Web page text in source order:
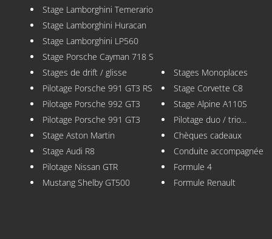
Stage Lamborghini Temerario
Stage Lamborghini Huracan
Stage Lamborghini LP560
Stage Porsche Cayman 718 S
Stages de drift / glisse
Pilotage Porsche 991 GT3 RS
Pilotage Porsche 992 GT3
Pilotage Porsche 991 GT3
Stage Aston Martin
Stage Audi R8
Pilotage Nissan GTR
Mustang Shelby GT500
Stages Monoplaces
Stage Corvette C8
Stage Alpine A110S
Pilotage duo / trio...
Chèques cadeaux
Conduite accompagnée
Formule 4
Formule Renault